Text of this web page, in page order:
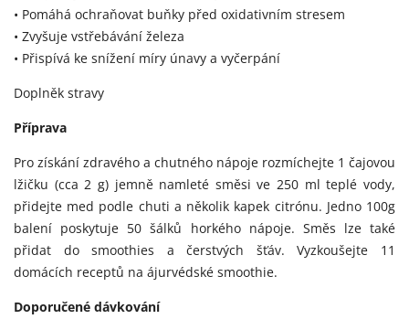
• Pomáhá ochraňovat buňky před oxidativním stresem
• Zvyšuje vstřebávání železa
• Přispívá ke snížení míry únavy a vyčerpání
Doplněk stravy
Příprava
Pro získání zdravého a chutného nápoje rozmíchejte 1 čajovou
lžičku (cca 2 g) jemně namleté směsi ve 250 ml teplé vody,
přidejte med podle chuti a několik kapek citrónu. Jedno 100g
balení poskytuje 50 šálků horkého nápoje. Směs lze také
přidat do smoothies a čerstvých šťáv. Vyzkoušejte 11
domácích receptů na ájurvédské smoothie.
Doporučené dávkování